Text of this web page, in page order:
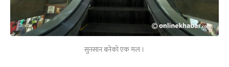
सुनसान बनेको एक मल ।